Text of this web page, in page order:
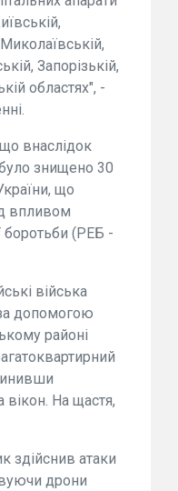
Запорізькій,
областях", -
внаслідок
знищено 30
що
впливом
боротьби (РЕБ -
війська
допомогою
районі
На щастя,
здійснив атаки
дрони